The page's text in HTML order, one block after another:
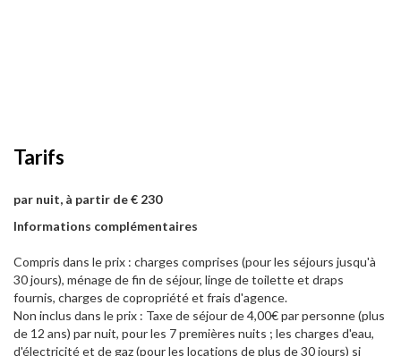
Tarifs
par nuit, à partir de € 230
Informations complémentaires
Compris dans le prix : charges comprises (pour les séjours jusqu'à
30 jours), ménage de fin de séjour, linge de toilette et draps
fournis, charges de copropriété et frais d'agence.
Non inclus dans le prix : Taxe de séjour de 4,00€ par personne (plus
de 12 ans) par nuit, pour les 7 premières nuits ; les charges d'eau,
d'électricité et de gaz (pour les locations de plus de 30 jours) si